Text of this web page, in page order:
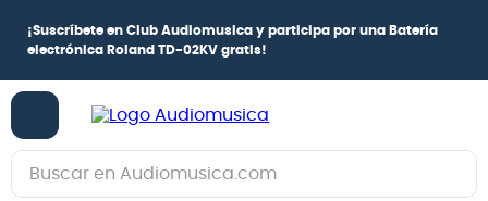
¡Suscríbete en Club Audiomusica y participa por una Batería
electrónica Roland TD-02KV gratis!
Buscar en Audiomusica.com